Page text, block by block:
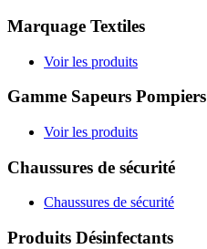
Marquage Textiles
Voir les produits
Gamme Sapeurs Pompiers
Voir les produits
Chaussures de sécurité
Chaussures de sécurité
Produits Désinfectants